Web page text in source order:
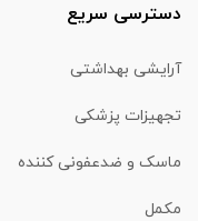
دسترسی سریع
آرایشی بهداشتی
تجهیزات پزشکی
ماسک و ضدعفونی کننده
مکمل